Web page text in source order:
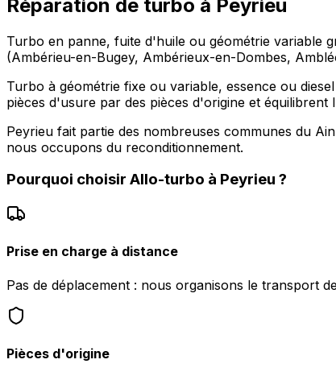
Réparation de turbo à Peyrieu
Turbo en panne, fuite d'huile ou géométrie variable
(Ambérieu-en-Bugey, Ambérieux-en-Dombes,
Turbo à géométrie fixe ou variable, essence ou
pièces d'usure par des pièces d'origine et équilibrent
Peyrieu fait partie des nombreuses communes du
nous occupons du reconditionnement.
Pourquoi choisir Allo-turbo à Peyrieu ?
Prise en charge à distance
Pas de déplacement : nous organisons le transport
Pièces d'origine